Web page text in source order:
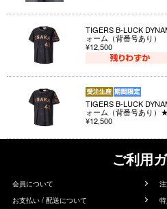
TIGERS B-LUCK
ォーム（背番号あり）
¥12,500
TIGERS B-LUCK
ォーム（背番号あり
¥12,500
ご利用
会員について
お支払い / 配送について